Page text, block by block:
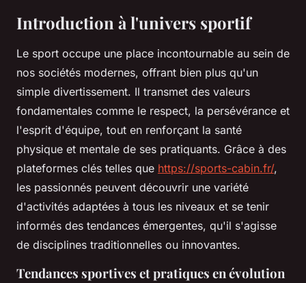
Introduction à l'univers sportif
Le sport occupe une place incontournable au sein de
nos sociétés modernes, offrant bien plus qu'un
simple divertissement. Il transmet des valeurs
fondamentales comme le respect, la persévérance et
l'esprit d'équipe, tout en renforçant la santé
physique et mentale de ses pratiquants. Grâce à des
plateformes clés telles que https://sports-cabin.fr/,
les passionnés peuvent découvrir une variété
d'activités adaptées à tous les niveaux et se tenir
informés des tendances émergentes, qu'il s'agisse
de disciplines traditionnelles ou innovantes.
Tendances sportives et pratiques en évolution